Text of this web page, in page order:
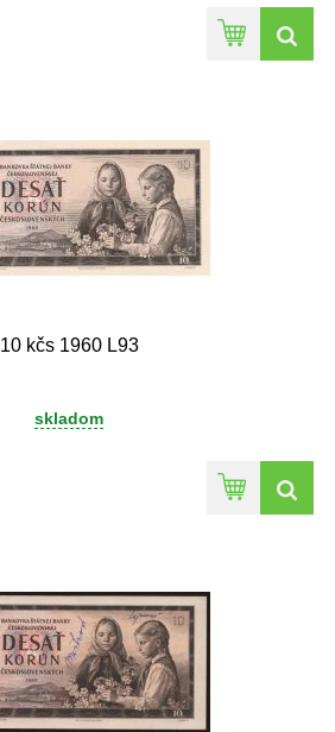
10 kčs 1960 L93
skladom